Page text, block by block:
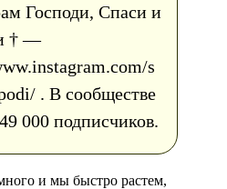
Господи, Спаси и
† —
s
. В сообществе
000 подписчиков.
и мы быстро растем,